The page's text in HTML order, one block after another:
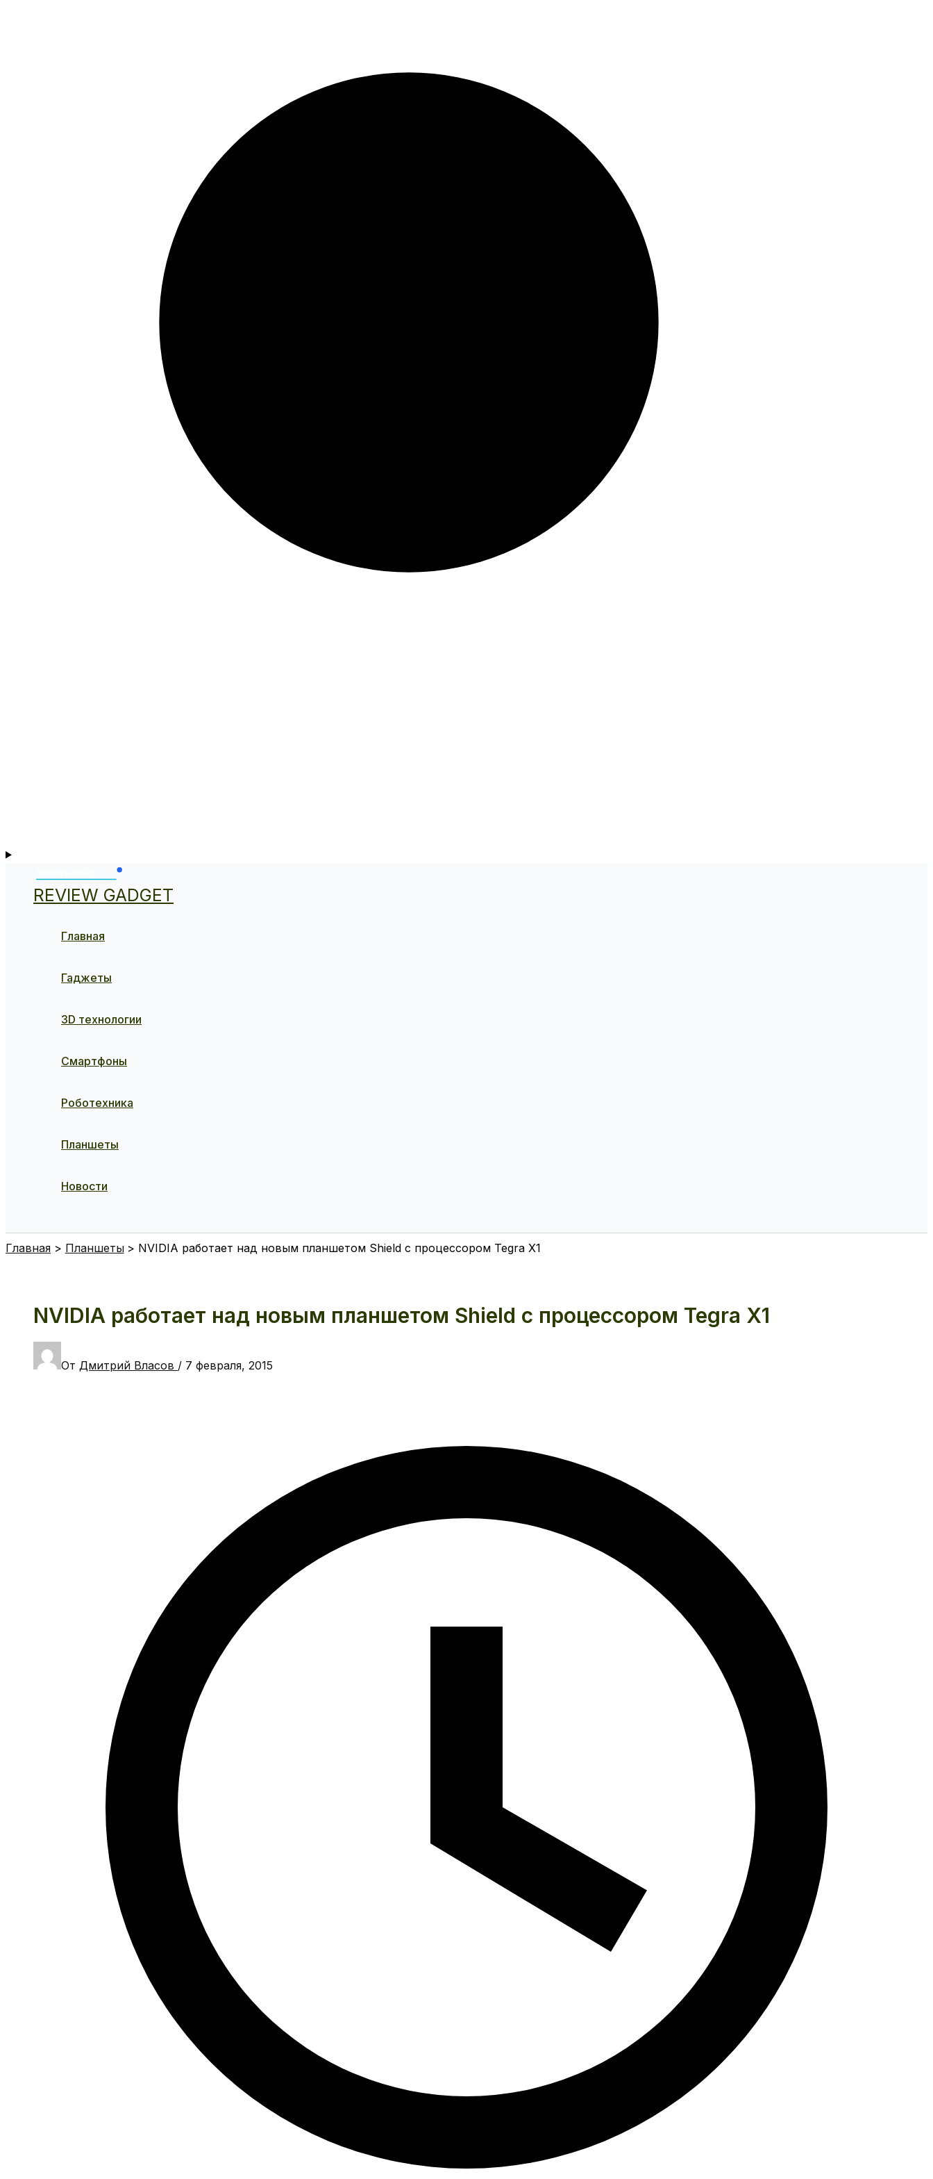
REVIEW GADGET
Главная
Гаджеты
3D технологии
Смартфоны
Роботехника
Планшеты
Новости
Главная Планшеты NVIDIA работает над новым планшетом Shield с процессором Tegra X1
NVIDIA работает над новым планшетом Shield с процессором Tegra X1
От Дмитрий Власов / 7 февраля, 2015